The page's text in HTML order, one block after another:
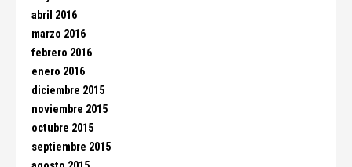
abril 2016
marzo 2016
febrero 2016
enero 2016
diciembre 2015
noviembre 2015
octubre 2015
septiembre 2015